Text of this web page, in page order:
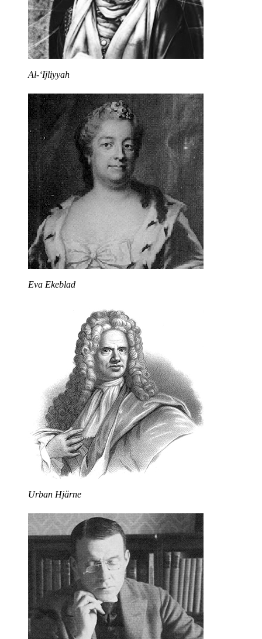
Al-ʻIjliyyah
Eva Ekeblad
Urban Hjärne